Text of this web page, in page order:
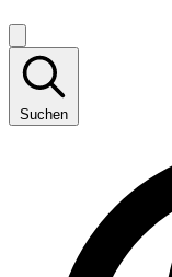
Suchen